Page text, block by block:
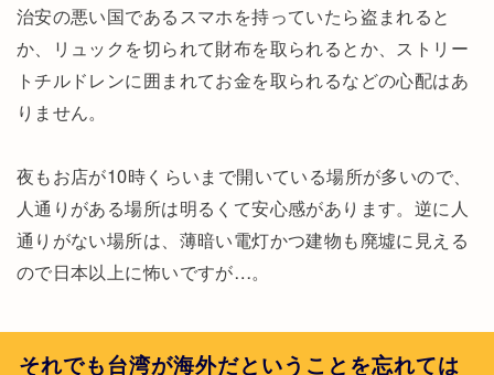
治安の悪い国であるスマホを持っていたら盗まれると
か、リュックを切られて財布を取られるとか、ストリー
トチルドレンに囲まれてお金を取られるなどの心配はあ
りません。
夜もお店が10時くらいまで開いている場所が多いので、
人通りがある場所は明るくて安心感があります。逆に人
通りがない場所は、薄暗い電灯かつ建物も廃墟に見える
ので日本以上に怖いですが…。
それでも台湾が海外だということを忘れては